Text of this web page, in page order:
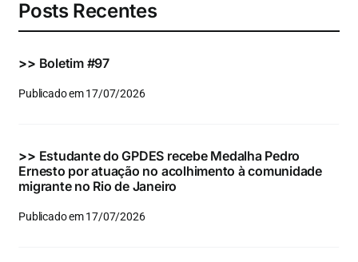
Eventos e Certificados
para:
Posts Recentes
>> Boletim #97
Publicado em 17/07/2026
>> Estudante do GPDES recebe Medalha Pedro
Ernesto por atuação no acolhimento à comunidade
migrante no Rio de Janeiro
Publicado em 17/07/2026